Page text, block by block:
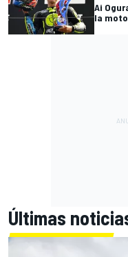
Ai
la
Últimas